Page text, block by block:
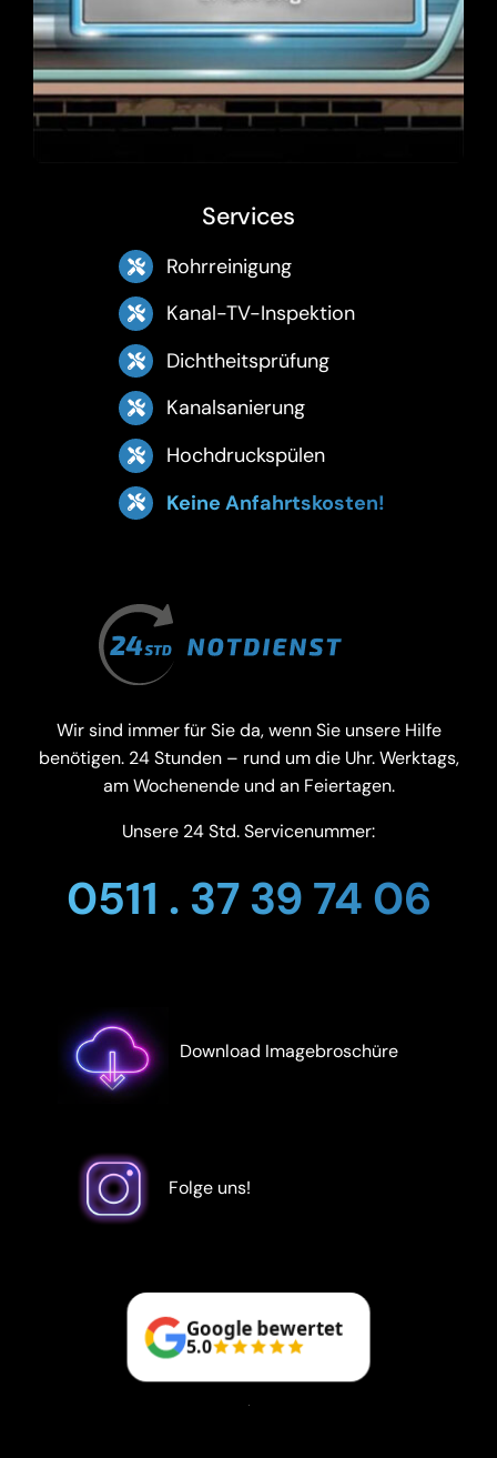
Services
Rohrreinigung
Kanal-TV-Inspektion
Dichtheitsprüfung
Kanalsanierung
Hochdruckspülen
Keine Anfahrtskosten!
Wir sind immer für Sie da, wenn Sie unsere Hilfe
benötigen. 24 Stunden – rund um die Uhr. Werktags,
am Wochenende und an Feiertagen.
Unsere 24 Std. Servicenummer:
0511 . 37 39 74 06
Download Imagebroschüre
Folge uns!
Google bewertet
5.0